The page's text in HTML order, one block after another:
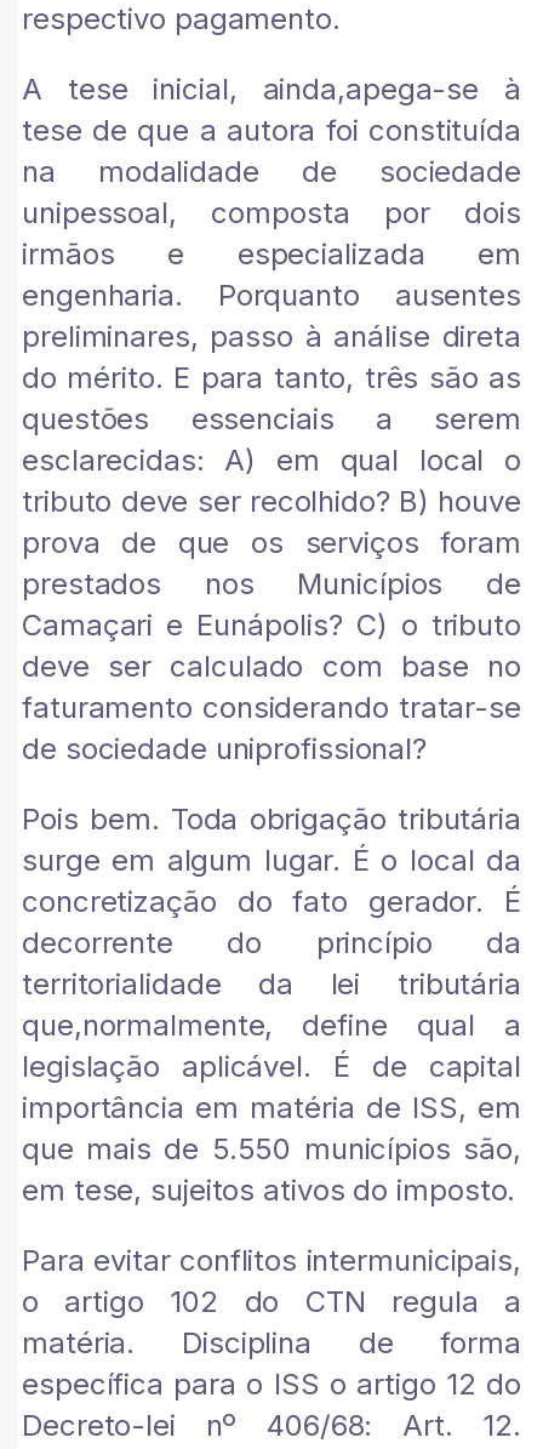
respectivo pagamento.
A tese inicial, ainda,apega-se à
tese de que a autora foi constituída
na modalidade de sociedade
unipessoal, composta por dois
irmãos e especializada em
engenharia. Porquanto ausentes
preliminares, passo à análise direta
do mérito. E para tanto, três são as
questões essenciais a serem
esclarecidas: A) em qual local o
tributo deve ser recolhido? B) houve
prova de que os serviços foram
prestados nos Municípios de
Camaçari e Eunápolis? C) o tributo
deve ser calculado com base no
faturamento considerando tratar-se
de sociedade uniprofissional?
Pois bem. Toda obrigação tributária
surge em algum lugar. É o local da
concretização do fato gerador. É
decorrente do princípio da
territorialidade da lei tributária
que,normalmente, define qual a
legislação aplicável. É de capital
importância em matéria de ISS, em
que mais de 5.550 municípios são,
em tese, sujeitos ativos do imposto.
Para evitar conflitos intermunicipais,
o artigo 102 do CTN regula a
matéria. Disciplina de forma
específica para o ISS o artigo 12 do
Decreto-lei nº 406/68: Art. 12.